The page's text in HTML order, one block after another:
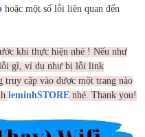
hoặc một số lỗi liên quan đến
khi thực hiện nhé ! Nếu như
lỗi gì, ví dụ như bị lỗi link
truy cập vào được một trang nào
leminhSTORE nhé. Thank you!